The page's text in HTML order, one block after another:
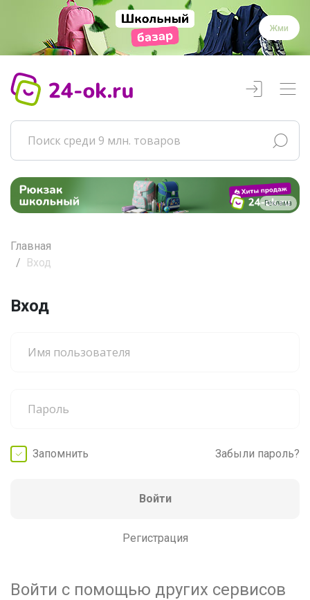
Жми
Реклама
Главная
Вход
Вход
Запомнить Забыли пароль?
Войти
Регистрация
Войти с помощью других сервисов